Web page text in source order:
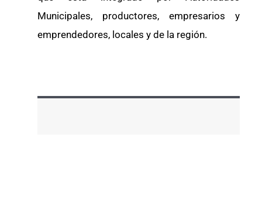
Municipales, productores, empresarios y
emprendedores, locales y de la región.